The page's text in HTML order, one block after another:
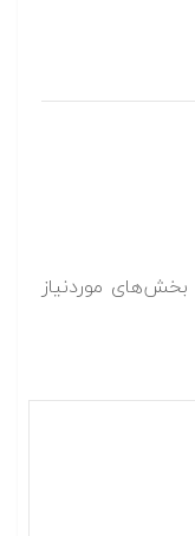
بخش‌های موردنیاز